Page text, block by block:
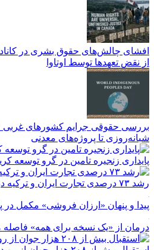
افشای چالش‌های حقوق بشری در
از نقض تعهد‌ها توسط اوتاوا
بررسی حقوقی جرایم کشور‌های غربی
شبانه‌روزی تا پروژه‌های معدنی
پایداری زنجیره تامین در گرو توسعه
رشد ۷۳ درصدی تجارت ایران و ترکیه در سایه محاصره دریایی
پیدا و پنهان «ارزان فروشی» مکمل در
درمان از «یک نسخه برای همه» فاصله